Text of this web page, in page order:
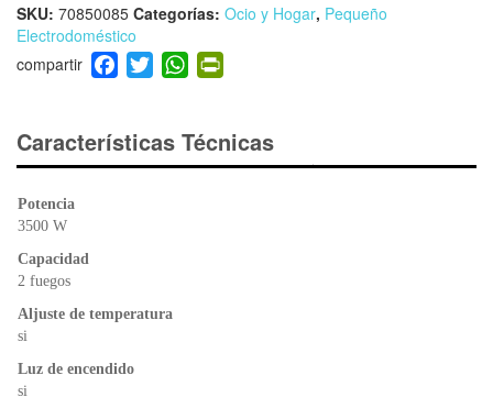
SKU: 70850085 Categorías: Ocio y Hogar, Pequeño
Electrodoméstico
F
a
e
b
T
wi
er
W
h
s
A
ri
e
Características Técnicas
Potencia
3500 W
Capacidad
2 fuegos
Aljuste de temperatura
si
Luz de encendido
si